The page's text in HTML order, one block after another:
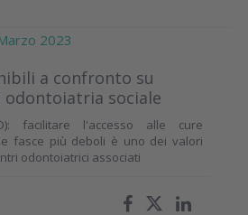
2023
a confronto su
sociale
facilitare l'accesso alle cure
fasce più deboli è uno dei valori
odontoiatrici associati